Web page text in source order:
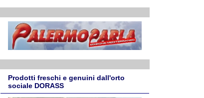
Prodotti freschi e genuini dall'orto
sociale DORASS